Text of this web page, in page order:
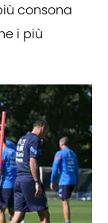
consona
i più